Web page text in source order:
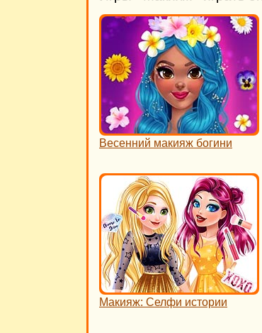
Весенний макияж богини
Макияж: Селфи истории